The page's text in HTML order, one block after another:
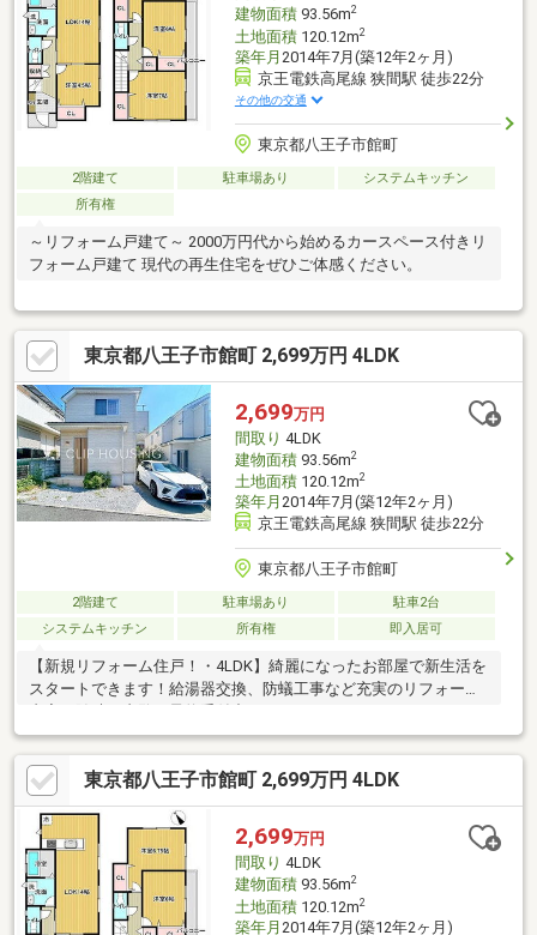
建物面積93.56m2
土地面積120.12m2
築年月 2014年7月(築12年2ヶ月)
京王電鉄高尾線 狭間駅 徒歩22分
その他の交通
東京都八王子市館町
2階建て 駐車場あり
システムキッチン
所有権
～リフォーム戸建て～ 2000万円代から始めるカースペース付きリ
フォーム戸建て 現代の再生住宅をぜひご体感ください。
東京都八王子市館町 2,699万円 4LDK
2,699万円
間取り 4LDK
建物面積93.56m2
土地面積120.12m2
築年月 2014年7月(築12年2ヶ月)
京王電鉄高尾線 狭間駅 徒歩22分
東京都八王子市館町
2階建て 駐車場あり
駐車2台
システムキッチン
所有権 即入居可
【新規リフォーム住戸！・4LDK】綺麗になったお部屋で新生活を
スタートできます！給湯器交換、防蟻工事など充実のリフォーム
東京都八王子市館町 2,699万円 4LDK
2,699万円
間取り 4LDK
建物面積93.56m2
土地面積120.12m2
築年月 2014年7月(築12年2ヶ月)